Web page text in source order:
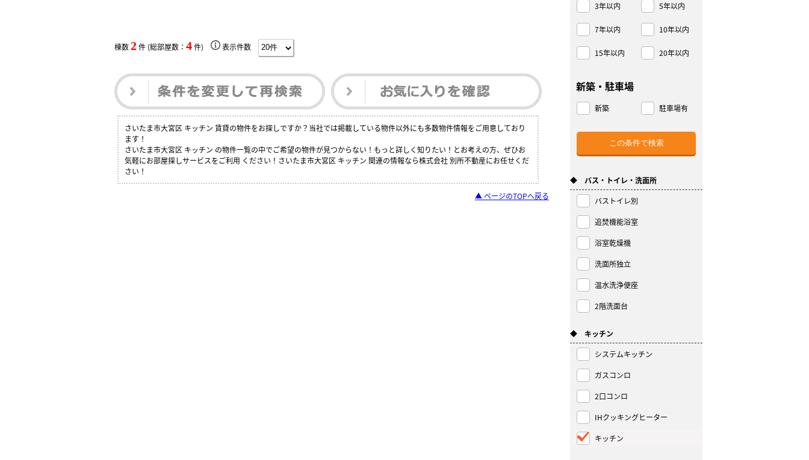
棟数2件 (総部屋数： 4件) 表示件数
さいたま市大宮区 キッチン 賃貸の物件をお探しですか？当社では掲載している物件以外にも多数物件情報をご用意しており
ます！
さいたま市大宮区 キッチン の物件一覧の中でご希望の物件が見つからない！もっと詳しく知りたい！とお考えの方、ぜひお
気軽にお部屋探しサービスをご利用 ください！さいたま市大宮区 キッチン 関連の情報なら株式会社 別所不動産にお任せくだ
さい！
▲ ページのTOPへ戻る
3年以内 5年以内
7年以内 10年以内
15年以内 20年以内
新築・駐車場
新築 駐車場有
◆ バス・トイレ・洗面所
バストイレ別
追焚機能浴室
浴室乾燥機
洗面所独立
温水洗浄便座
2階洗面台
◆ キッチン
システムキッチン
ガスコンロ
2口コンロ
IHクッキングヒーター
キッチン